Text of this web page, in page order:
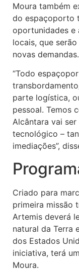
Moura também
do espaçoporto
oportunidades e
locais, que
novas demandas.
“Todo
parte logística,
pessoal. Temos
Alcântara vai
tecnológico –
imediações”,
Criado para
primeira missão
Artemis deverá
natural da Terra
dos Estados
iniciativa, terá
Moura.